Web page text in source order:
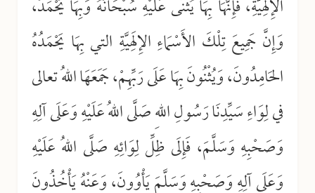
الإِلَهِيَّةِ، فَإِنَّهَا بِهَا يُثْنَى عَلَيْهِ سُبْحَانَهُ وَبِهَا يُحْمَدُ،
وَإِنَّ جَمِيعَ تِلْكَ الأَسْمَاءِ الإِلَهِيَّةِ التي بِهَا يَحْمَدُهُ
الحَامِدُونَ، وَيُثْنُونَ بِهَا عَلَى رَبِّهِمْ، جَمَعَهَا اللهُ تعالى
في لِوَاءِ سَيِّدِنَا رَسُولِ اللهِ صَلَّى اللهُ عَلَيْهِ وَعَلَى آلِهِ
وَصَحْبِهِ وَسَلَّمَ، فَإِلَى ظِلِّ لِوَائِهِ صَلَّى اللهُ عَلَيْهِ
وَعَلَى آلِهِ وَصَحْبِهِ وَسَلَّمَ يَأْوُونَ، وَعَنْهُ يَأْخُذُونَ